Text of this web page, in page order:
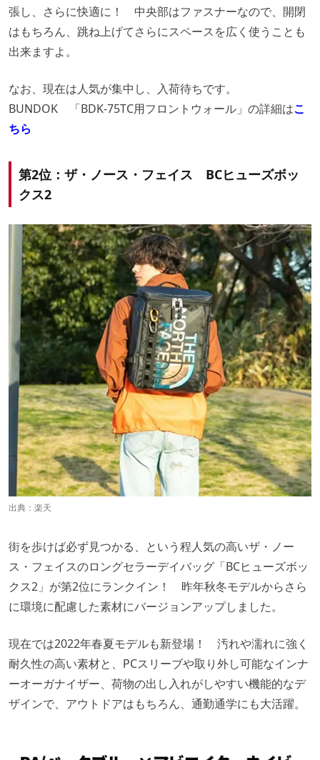
張し、さらに快適に！ 中央部はファスナーなので、開閉
はもちろん、跳ね上げてさらにスペースを広く使うことも
出来ますよ。
なお、現在は人気が集中し、入荷待ちです。
BUNDOK 「BDK-75TC用フロントウォール」の詳細はこ
ちら
第2位：ザ・ノース・フェイス BCヒューズボッ
クス2
出典： 楽天
街を歩けば必ず見つかる、という程人気の高いザ・ノー
ス・フェイスのロングセラーデイバッグ「BCヒューズボッ
クス2」が第2位にランクイン！ 昨年秋冬モデルからさら
に環境に配慮した素材にバージョンアップしました。
現在では2022年春夏モデルも新登場！ 汚れや濡れに強く
耐久性の高い素材と、PCスリーブや取り外し可能なインナ
ーオーガナイザー、荷物の出し入れがしやすい機能的なデ
ザインで、アウトドアはもちろん、通勤通学にも大活躍。